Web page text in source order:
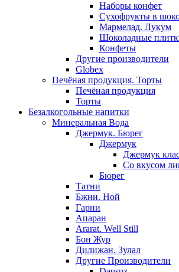
Наборы конфет
Сухофрукты в
Мармелад. Лукум
Шоколадные
Конфеты
Другие производители
Globex
Печёная продукция. Торты
Печёная продукция
Торты
Безалкогольные напитки
Минеральная Вода
Джермук. Бюрег
Джермук
Джермук
Со вкусом
Бюрег
Татни
Бжни. Ной
Гарни
Апаран
Ararat. Well Still
Бон Жур
Дилижан. Зулал
Другие Производители